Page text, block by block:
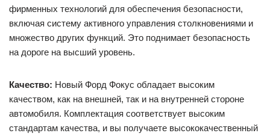
фирменных технологий для обеспечения безопасности,
включая систему активного управления столкновениями и
множество других функций. Это поднимает безопасность
на дороге на высший уровень.
Качество: Новый Форд Фокус обладает высоким
качеством, как на внешней, так и на внутренней стороне
автомобиля. Комплектация соответствует высоким
стандартам качества, и вы получаете высококачественный